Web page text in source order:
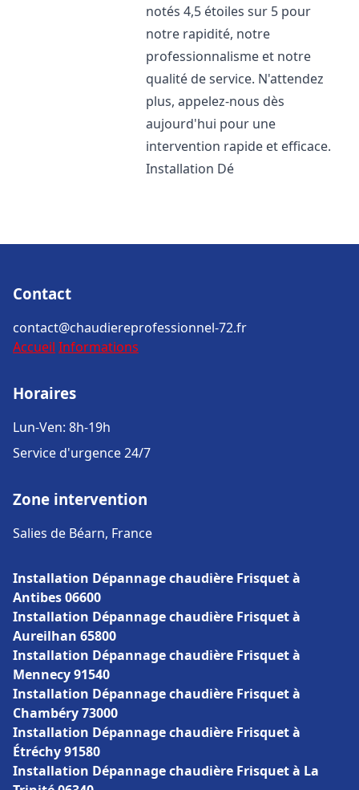
notés 4,5 étoiles sur 5 pour
notre rapidité, notre
professionnalisme et notre
qualité de service. N'attendez
plus, appelez-nous dès
aujourd'hui pour une
intervention rapide et efficace.
Installation Dé
Contact
contact@chaudiereprofessionnel-72.fr
Accueil Informations
Horaires
Lun-Ven: 8h-19h
Service d'urgence 24/7
Zone intervention
Salies de Béarn, France
Installation Dépannage chaudière Frisquet à
Antibes 06600
Installation Dépannage chaudière Frisquet à
Aureilhan 65800
Installation Dépannage chaudière Frisquet à
Mennecy 91540
Installation Dépannage chaudière Frisquet à
Chambéry 73000
Installation Dépannage chaudière Frisquet à
Étréchy 91580
Installation Dépannage chaudière Frisquet à La